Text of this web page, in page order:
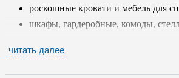
роскошные кровати и мебель для
шкафы, гардеробные, комоды,
двери и межкомнатные перегородки.
читать далее